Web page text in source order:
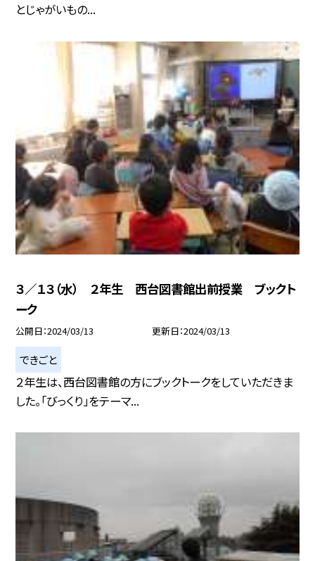
とじゃがいもの...
３／１３（水） ２年生 西台図書館出前授業 ブックト
ーク
公開日 2024/03/13 更新日 2024/03/13
できごと
２年生は、西台図書館の方にブックトークをしていただきま
した。「びっくり」をテーマ...